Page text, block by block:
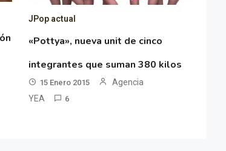
JPop actual
«Pottya», nueva unit de cinco
integrantes que suman 380 kilos
15 Enero 2015
Agencia
YEA
6